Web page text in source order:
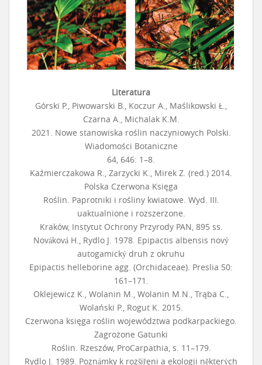
Literatura
Górski P., Piwowarski B., Koczur A., Maślikowski Ł.,
Czarna A., Michalak K.M.
2021. Nowe stanowiska roślin naczyniowych Polski.
Wiadomości Botaniczne
64, 646: 1–8.
Kaźmierczakowa R., Zarzycki K., Mirek Z. (red.) 2014.
Polska Czerwona Księga
Roślin. Paprotniki i rośliny kwiatowe. Wyd. III.
uaktualnione i rozszerzone.
Kraków, Instytut Ochrony Przyrody PAN, 895 ss.
Nováková H., Rydlo J. 1978. Epipactis albensis nový
autogamický druh z okruhu
Epipactis helleborine agg. (Orchidaceae). Preslia 50:
161–171.
Oklejewicz K., Wolanin M., Wolanin M.N., Trąba C.,
Wolański P., Rogut K. 2015.
Czerwona księga roślin województwa podkarpackiego.
Zagrożone Gatunki
Roślin. Rzeszów, ProCarpathia, s. 11–179.
Rydlo J. 1989. Poznámky k rozšiřeni a ekologii nĕkterých